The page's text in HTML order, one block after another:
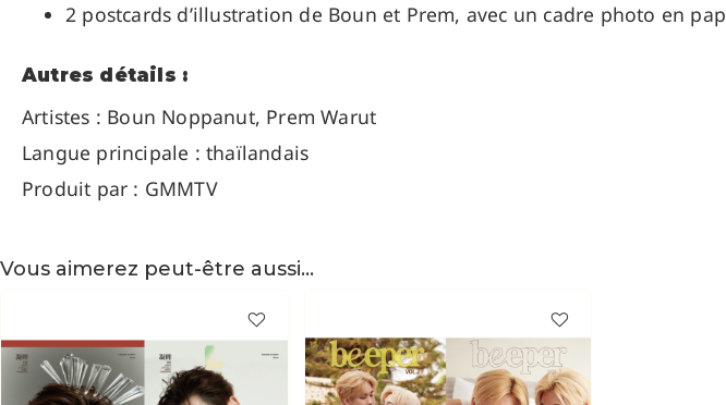
2 postcards d’illustration de Boun et Prem, avec un cadre photo en
Autres détails :
Artistes : Boun Noppanut, Prem Warut
Langue principale : thaïlandais
Produit par : GMMTV
Vous aimerez peut-être aussi…